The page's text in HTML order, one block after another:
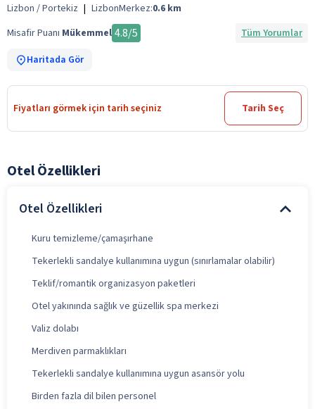
Lizbon / Portekiz | LizbonMerkez:0.6 km
Misafir Puanı Mükemmel 4.8/5
Tüm Yorumlar
Haritada Gör
Fiyatları görmek için tarih seçiniz Tarih Seç
Otel Özellikleri
Otel Özellikleri
Kuru temizleme/çamaşırhane
Tekerlekli sandalye kullanımına uygun (sınırlamalar olabilir)
Teklif/romantik organizasyon paketleri
Otel yakınında sağlık ve güzellik spa merkezi
Valiz dolabı
Merdiven parmaklıkları
Tekerlekli sandalye kullanımına uygun asansör yolu
Birden fazla dil bilen personel